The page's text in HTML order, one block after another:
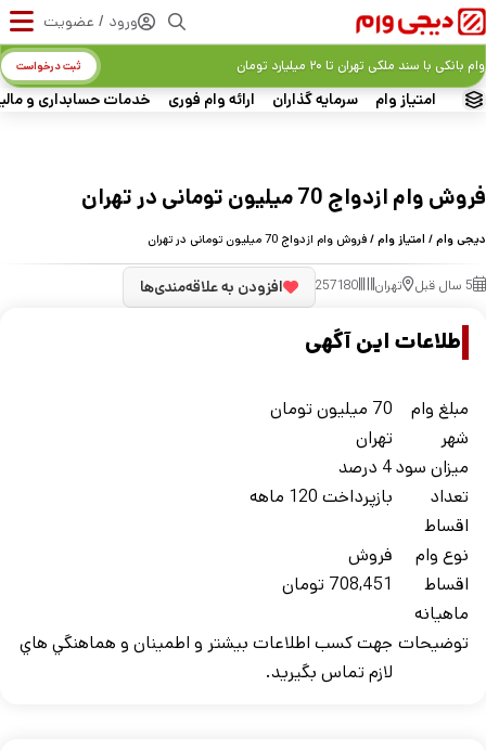
ورود / عضویت
امتیاز وام سرمایه گذاران ارائه وام فوری خدمات حسابداری و
وام بانکی با سند ملکی تهران تا ۲۰ میلیارد تومان ثبت درخواست
فروش وام ازدواج 70 میلیون تومانی در تهران
دیجی وام/ امتیاز وام/ فروش وام ازدواج 70 میلیون تومانی در تهران
5 سال قبل تهران 257180 افزودن به علاقه‌مندی‌ها
اطلاعات این آگهی
مبلغ وام
70 میلیون تومان
شهر
تهران
ميزان سود4 درصد
تعداد
اقساط
بازپرداخت 120 ماهه
نوع وام
فروش
اقساط
ماهيانه
708,451 تومان
توضيحات جهت کسب اطلاعات بيشتر و اطمينان و هماهنگي هاي
لازم تماس بگيريد.